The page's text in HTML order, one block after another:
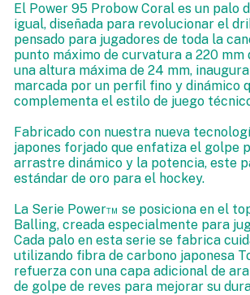
El Power 95 Probow Coral es un palo
igual, diseñada para revolucionar el
pensado para jugadores de toda la
punto máximo de curvatura a 220 mm
una altura máxima de 24 mm,
marcada por un perfil fino y dinámico
complementa el estilo de juego
Fabricado con nuestra nueva
japones forjado que enfatiza el golpe
arrastre dinámico y la potencia, este
estándar de oro para el hockey.
La Serie Power™ se posiciona en el
Balling, creada especialmente para
Cada palo en esta serie se fabrica
utilizando fibra de carbono japonesa
refuerza con una capa adicional de
de golpe de reves para mejorar su